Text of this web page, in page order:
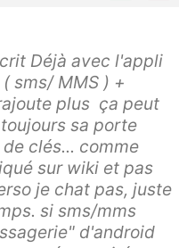
Déjà avec l'appli
sms/ MMS ) +
plus ça peut
sa porte
clés... comme
sur wiki et pas
je chat pas, juste
si sms/mms
d'android